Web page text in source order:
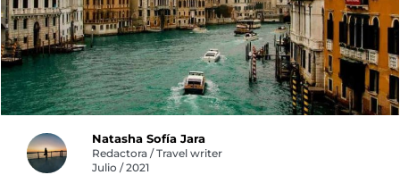
Natasha Sofía Jara
Redactora / Travel writer
Julio / 2021